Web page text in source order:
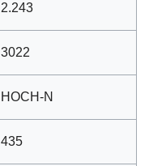
2.243
3022
HOCH-N
435